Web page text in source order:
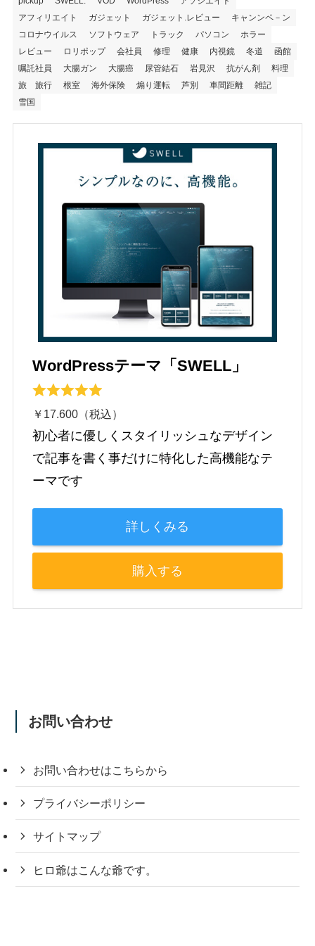
アフィリエイト
ガジェット ガジェット.レビュー
キャンンペ－ン
コロナウイルス
ソフトウェア トラック パソコン
ホラー
レビュー
ロリポップ 会社員 修理 健康 内視鏡 冬道
函館
嘱託社員
大腸ガン 大腸癌 尿管結石 岩見沢 抗がん剤
料理
旅 旅行
根室 海外保険 煽り運転 芦別 車間距離
雑記
雪国
WordPressテーマ「SWELL」
￥17.600（税込）
初心者に優しくスタイリッシュなデザイン
で記事を書く事だけに特化した高機能なテ
ーマです
詳しくみる
購入する
お問い合わせ
お問い合わせはこちらから
プライバシーポリシー
サイトマップ
ヒロ爺はこんな爺です。